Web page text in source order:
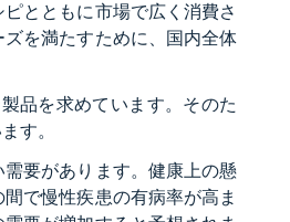
とともに市場で広く消費さ
を満たすために、国内全体
品を求めています。そのた
す。
要があります。健康上の懸
で慢性疾患の有病率が高ま